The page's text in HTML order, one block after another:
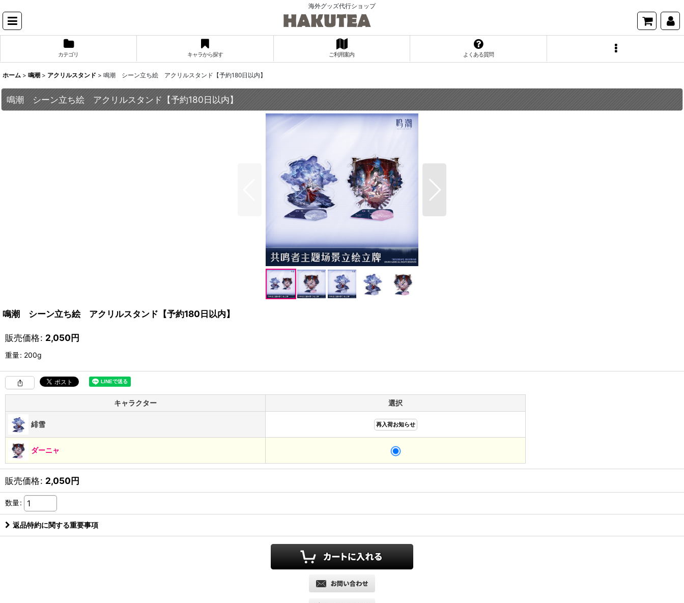
海外グッズ代行ショップ
カテゴリ キャラから探す ご利用案内 よくある質問
ホーム > 鳴潮 > アクリルスタンド > 鳴潮 シーン立ち絵 アクリルスタンド【予約180日以内】
鳴潮 シーン立ち絵 アクリルスタンド【予約180日以内】
鳴潮 シーン立ち絵 アクリルスタンド【予約180日以内】
販売価格: 2,050円
重量: 200g
キャラクター 選択
緋雪 再入荷お知らせ
ダーニャ
販売価格: 2,050円
数量:
返品特約に関する重要事項